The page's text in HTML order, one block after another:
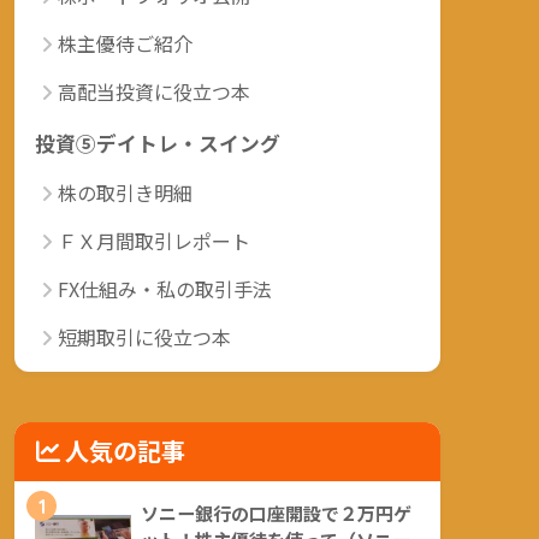
株主優待ご紹介
高配当投資に役立つ本
投資⑤デイトレ・スイング
株の取引き明細
ＦＸ月間取引レポート
FX仕組み・私の取引手法
短期取引に役立つ本
人気の記事
1
ソニー銀行の口座開設で２万円ゲ